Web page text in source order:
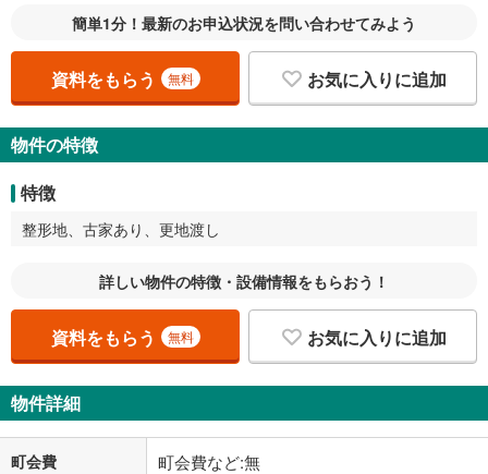
簡単1分！最新のお申込状況を問い合わせてみよう
資料をもらう 無料 お気に入りに追加
物件の特徴
特徴
整形地、古家あり、更地渡し
詳しい物件の特徴・設備情報をもらおう！
資料をもらう 無料 お気に入りに追加
物件詳細
町会費 町会費など:無